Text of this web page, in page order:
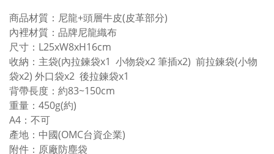
商品材質：尼龍+頭層牛皮(皮革部分)
內裡材質：品牌尼龍織布
尺寸：L25xW8xH16cm
收納：主袋(內拉鍊袋x1 小物袋x2 筆插x2) 前拉鍊袋(小物
袋x2) 外口袋x2 後拉鍊袋x1
背帶長度：約83~150cm
重量：450g(約)
A4：不可
產地：中國(OMC台資企業)
附件：原廠防塵袋